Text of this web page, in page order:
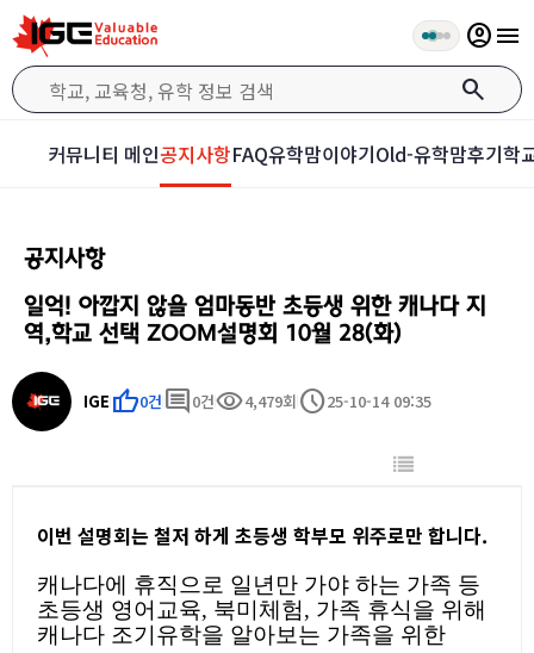
search
account_circlemenu
커뮤니티 메인공지사항FAQ유학맘이야기Old-유학맘후기학
공지사항
일억! 아깝지 않을 엄마동반 초등생 위한 캐나다 지
역,학교 선택 ZOOM설명회 10월 28(화)
IGE thumb_up0건 comment 0건visibility4,479회 schedule25-10-14 09:35
이번 설명회는 철저 하게 초등생 학부모 위주로만 합니다.
캐나다에 휴직으로 일년만 가야 하는 가족 등
초등생 영어교육, 북미체험, 가족 휴식을 위해
캐나다 조기유학을 알아보는 가족을 위한